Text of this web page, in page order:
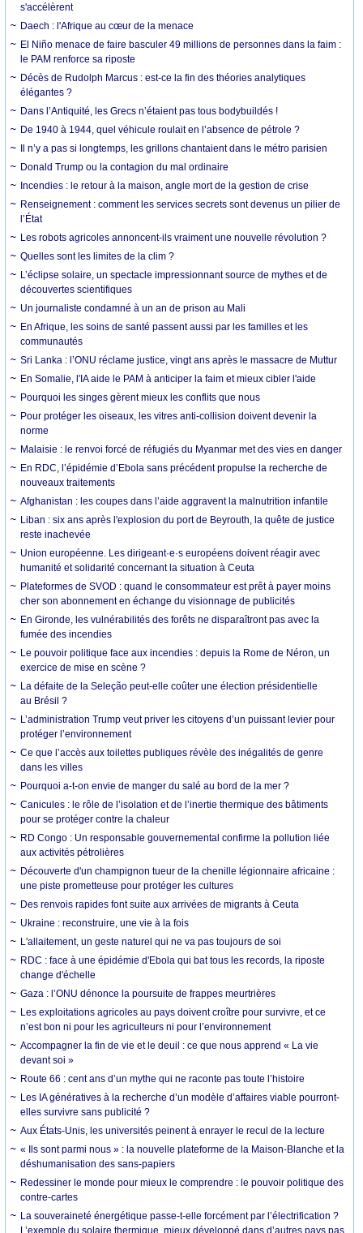
s'accélèrent
Daech : l'Afrique au cœur de la menace
El Niño menace de faire basculer 49 millions de personnes dans la faim :
le PAM renforce sa riposte
Décès de Rudolph Marcus : est-ce la fin des théories analytiques
élégantes ?
Dans l’Antiquité, les Grecs n’étaient pas tous bodybuildés !
De 1940 à 1944, quel véhicule roulait en l’absence de pétrole ?
Il n’y a pas si longtemps, les grillons chantaient dans le métro parisien
Donald Trump ou la contagion du mal ordinaire
Incendies : le retour à la maison, angle mort de la gestion de crise
Renseignement : comment les services secrets sont devenus un pilier de
l’État
Les robots agricoles annoncent-ils vraiment une nouvelle révolution ?
Quelles sont les limites de la clim ?
L’éclipse solaire, un spectacle impressionnant source de mythes et de
découvertes scientifiques
Un journaliste condamné à un an de prison au Mali
En Afrique, les soins de santé passent aussi par les familles et les
communautés
Sri Lanka : l’ONU réclame justice, vingt ans après le massacre de Muttur
En Somalie, l'IA aide le PAM à anticiper la faim et mieux cibler l'aide
Pourquoi les singes gèrent mieux les conflits que nous
Pour protéger les oiseaux, les vitres anti-collision doivent devenir la
norme
Malaisie : le renvoi forcé de réfugiés du Myanmar met des vies en danger
En RDC, l’épidémie d’Ebola sans précédent propulse la recherche de
nouveaux traitements
Afghanistan : les coupes dans l’aide aggravent la malnutrition infantile
Liban : six ans après l'explosion du port de Beyrouth, la quête de justice
reste inachevée
Union européenne. Les dirigeant·e·s européens doivent réagir avec
humanité et solidarité concernant la situation à Ceuta
Plateformes de SVOD : quand le consommateur est prêt à payer moins
cher son abonnement en échange du visionnage de publicités
En Gironde, les vulnérabilités des forêts ne disparaîtront pas avec la
fumée des incendies
Le pouvoir politique face aux incendies : depuis la Rome de Néron, un
exercice de mise en scène ?
La défaite de la Seleção peut-elle coûter une élection présidentielle
au Brésil ?
L’administration Trump veut priver les citoyens d’un puissant levier pour
protéger l’environnement
Ce que l’accès aux toilettes publiques révèle des inégalités de genre
dans les villes
Pourquoi a-t-on envie de manger du salé au bord de la mer ?
Canicules : le rôle de l’isolation et de l’inertie thermique des bâtiments
pour se protéger contre la chaleur
RD Congo : Un responsable gouvernemental confirme la pollution liée
aux activités pétrolières
Découverte d'un champignon tueur de la chenille légionnaire africaine :
une piste prometteuse pour protéger les cultures
Des renvois rapides font suite aux arrivées de migrants à Ceuta
Ukraine : reconstruire, une vie à la fois
L'allaitement, un geste naturel qui ne va pas toujours de soi
RDC : face à une épidémie d'Ebola qui bat tous les records, la riposte
change d'échelle
Gaza : l’ONU dénonce la poursuite de frappes meurtrières
Les exploitations agricoles au pays doivent croître pour survivre, et ce
n’est bon ni pour les agriculteurs ni pour l’environnement
Accompagner la fin de vie et le deuil : ce que nous apprend « La vie
devant soi »
Route 66 : cent ans d’un mythe qui ne raconte pas toute l’histoire
Les IA génératives à la recherche d’un modèle d’affaires viable pourront-
elles survivre sans publicité ?
Aux États-Unis, les universités peinent à enrayer le recul de la lecture
« Ils sont parmi nous » : la nouvelle plateforme de la Maison-Blanche et la
déshumanisation des sans-papiers
Redessiner le monde pour mieux le comprendre : le pouvoir politique des
contre-cartes
La souveraineté énergétique passe-t-elle forcément par l’électrification ?
L’exemple du solaire thermique, mieux développé dans d’autres pays pas